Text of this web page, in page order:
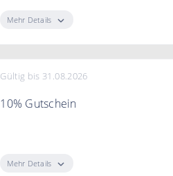
Mehr Details
Gültig bis 31.08.2026
10% Gutschein
Mehr Details